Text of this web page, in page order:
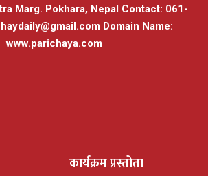
Marg. Pokhara, Nepal Contact: 061-
Domain Name:
www.parichaya.com
कार्यक्रम प्रस्तोता